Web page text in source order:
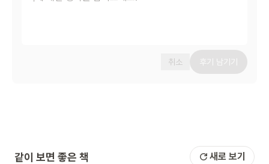
취소 후기 남기기
같이 보면 좋은 책 새로 보기